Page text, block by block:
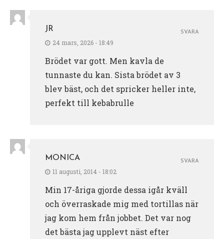
JR
24 mars, 2026 - 18:49
Brödet var gott. Men kavla de
tunnaste du kan. Sista brödet av 3
blev bäst, och det spricker heller inte,
perfekt till kebabrulle
SVARA
MONICA
11 augusti, 2014 - 18:02
Min 17-åriga gjorde dessa igår kväll
och överraskade mig med tortillas när
jag kom hem från jobbet. Det var nog
det bästa jag upplevt näst efter
SVARA